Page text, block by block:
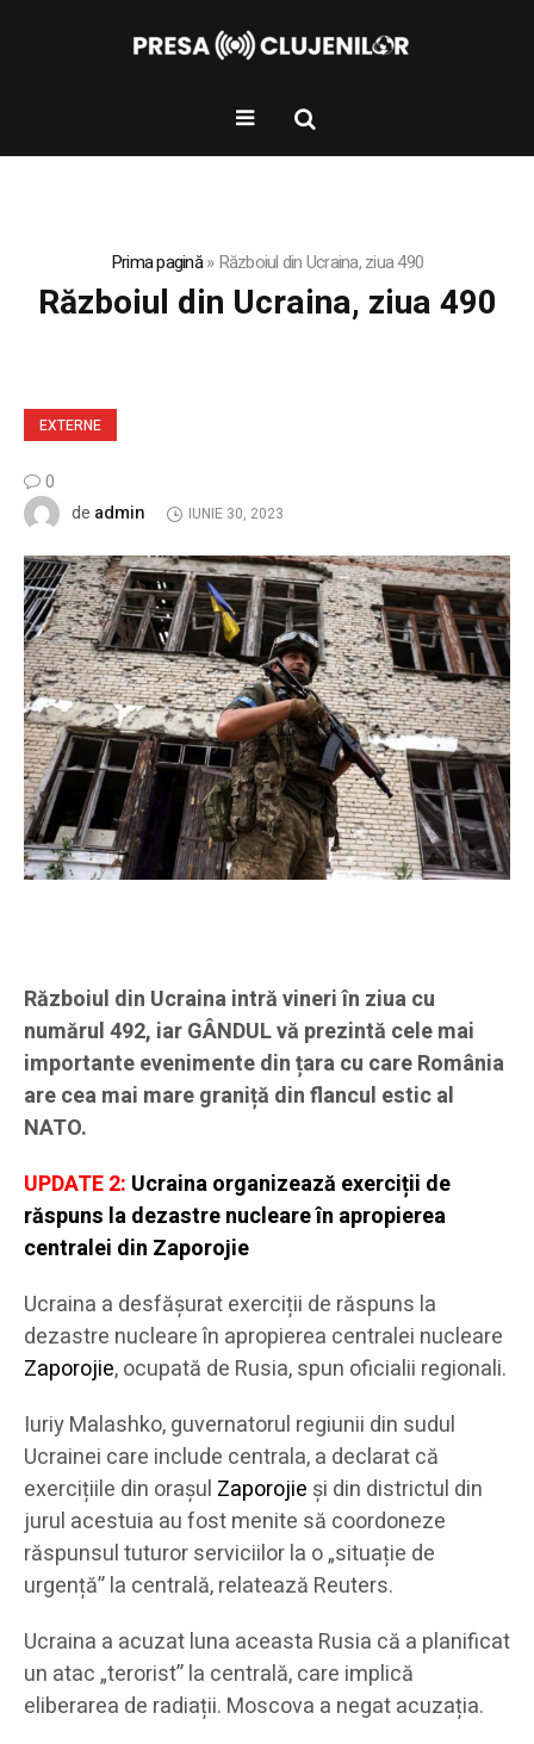
Prima pagină»Războiul din Ucraina, ziua 490
Războiul din Ucraina, ziua 490
EXTERNE
0
de admin IUNIE 30, 2023
Războiul din Ucraina intră vineri în ziua cu
numărul 492, iar GÂNDUL vă prezintă cele mai
importante evenimente din țara cu care România
are cea mai mare graniță din flancul estic al
NATO.
UPDATE 2: Ucraina organizează exerciții de
răspuns la dezastre nucleare în apropierea
centralei din Zaporojie
Ucraina a desfășurat exerciții de răspuns la
dezastre nucleare în apropierea centralei nucleare
Zaporojie, ocupată de Rusia, spun oficialii regionali.
Iuriy Malashko, guvernatorul regiunii din sudul
Ucrainei care include centrala, a declarat că
exercițiile din orașul Zaporojie și din districtul din
jurul acestuia au fost menite să coordoneze
răspunsul tuturor serviciilor la o „situație de
urgență” la centrală, relatează Reuters.
Ucraina a acuzat luna aceasta Rusia că a planificat
un atac „terorist” la centrală, care implică
eliberarea de radiații. Moscova a negat acuzația.